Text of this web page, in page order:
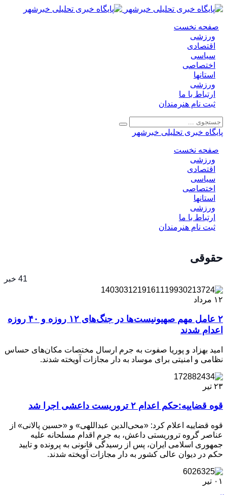
صفحه نخست
ورزشی
اقتصادی
سیاسی
اختصاصی
استانها
ورزشی
ارتباط با ما
ثبت نام هنرمندان
پایگاه خبری تحلیلی خبرشهر
صفحه نخست
ورزشی
اقتصادی
سیاسی
اختصاصی
استانها
ورزشی
ارتباط با ما
ثبت نام هنرمندان
حقوقی
41 خبر
۱۲ مرداد
۲ عامل مهم صهیونیست‌ها در جنگ‌های ۱۲ روزه و ۴۰ روزه
اعدام شدند
امید بهزاد و پوریا صفوت به جرم ارسال مختصات مکان‌های حساس
نظامی و امنیتی برای موساد به دار مجازات آویخته شدند.
۲۳ تیر
قوه قضاییه:حکم اعدام ۲ تروریست داعشی اجرا شد
قوه قضاییه اعلام کرد: «محی‌الدین عبداللهی» و «حسین پالانی» از
عناصر گروه تروریستی داعش، به جرم اقدام مسلحانه علیه
جمهوری اسلامی ایران، پس از رسیدگی قانونی به پرونده و تایید
حکم در دیوان عالی کشور به دار مجازات آویخته شدند.
۰۱ تیر